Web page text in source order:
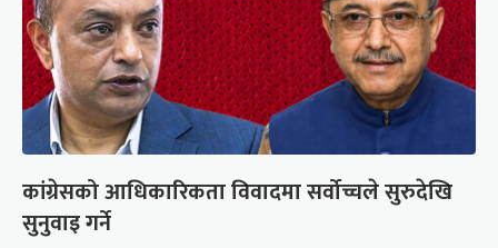
कांग्रेसको आधिकारिकता विवादमा सर्वोच्चले सुरुदेखि
सुनुवाइ गर्ने